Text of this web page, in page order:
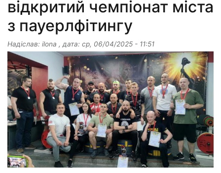
відкритий чемпіонат міста
з пауерлфітингу
Надіслав: ilona , дата: ср, 06/04/2025 - 11:51